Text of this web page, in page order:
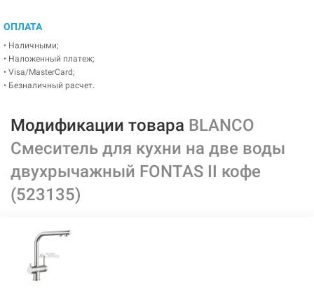
ОПЛАТА
• Наличными;
• Наложенный платеж;
• Visa/MasterCard;
• Безналичный расчет.
Модификации товара BLANCO
Смеситель для кухни на две воды
двухрычажный FONTAS II кофе
(523135)